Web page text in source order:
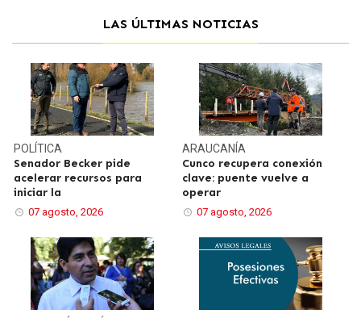
LAS ÚLTIMAS NOTICIAS
POLÍTICA
Senador Becker pide
acelerar recursos para
iniciar la
07 agosto, 2026
ARAUCANÍA
Cunco recupera conexión
clave: puente vuelve a
operar
07 agosto, 2026